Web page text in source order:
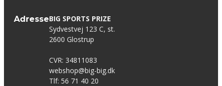
AdresseBIG SPORTS PRIZE
Sydvestvej 123 C, st.
2600 Glostrup
CVR: 34811083
webshop@big-big.dk
Tlf: 56 71 40 20